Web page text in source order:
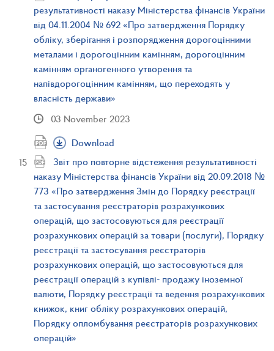
результативності наказу Міністерства фінансів України
від 04.11.2004 № 692 «Про затвердження Порядку
обліку, зберігання і розпорядження дорогоцінними
металами і дорогоцінним камінням, дорогоцінним
камінням органогенного утворення та
напівдорогоцінним камінням, що переходять у
власність держави»
03 November 2023
Download
Звіт про повторне відстеження результативності
наказу Міністерства фінансів України від 20.09.2018 №
773 «Про затвердження Змін до Порядку реєстрації
та застосування реєстраторів розрахункових
операцій, що застосовуються для реєстрації
розрахункових операцій за товари (послуги), Порядку
реєстрації та застосування реєстраторів
розрахункових операцій, що застосовуються для
реєстрації операцій з купівлі- продажу іноземної
валюти, Порядку реєстрації та ведення розрахункових
книжок, книг обліку розрахункових операцій,
Порядку опломбування реєстраторів розрахункових
операцій»